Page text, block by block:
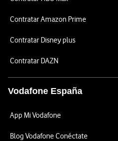
Contratar Amazon Prime
Contratar Disney plus
Contratar DAZN
Vodafone España
App Mi Vodafone
Blog Vodafone Conéctate